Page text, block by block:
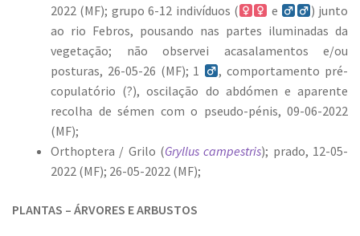
2022 (MF); grupo 6-12 indivíduos (
e
) junto
ao rio Febros, pousando nas partes iluminadas da
vegetação; não observei acasalamentos e/ou
posturas, 26-05-26 (MF); 1
, comportamento pré-
copulatório (?), oscilação do abdómen e aparente
recolha de sémen com o pseudo-pénis, 09-06-2022
(MF);
Orthoptera / Grilo (Gryllus campestris); prado, 12-05-
2022 (MF); 26-05-2022 (MF);
PLANTAS – ÁRVORES E ARBUSTOS